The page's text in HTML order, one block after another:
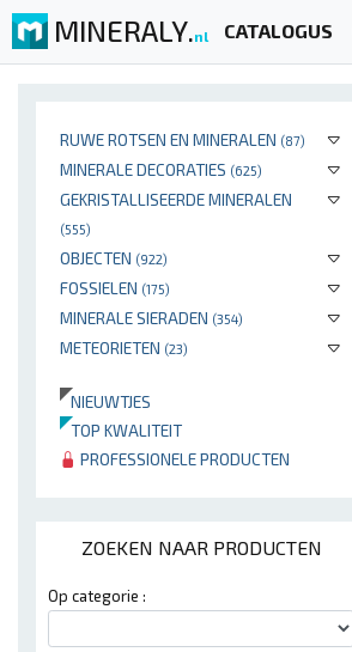
MINERALY.nl CATALOGUS
RUWE ROTSEN EN MINERALEN (87)
MINERALE DECORATIES (625)
GEKRISTALLISEERDE MINERALEN
(555)
OBJECTEN (922)
FOSSIELEN (175)
MINERALE SIERADEN (354)
METEORIETEN (23)
NIEUWTJES
TOP KWALITEIT
PROFESSIONELE PRODUCTEN
ZOEKEN NAAR PRODUCTEN
Op categorie :